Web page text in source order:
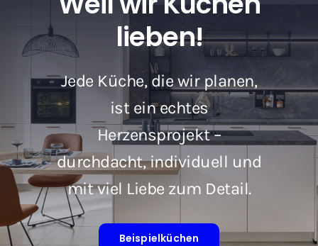
lieben!
Jede Küche, die wir planen,
ist ein echtes
Herzensprojekt –
durchdacht, individuell und
mit viel Liebe zum Detail.
Beispielküchen